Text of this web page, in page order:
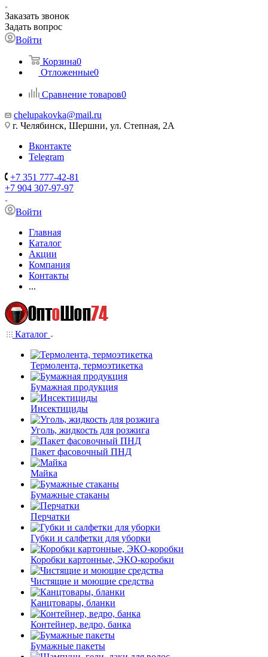
Заказать звонок
Задать вопрос
Войти
Корзина0
Отложенные0
Сравнение товаров0
chelupakovka@mail.ru
г. Челябинск, Шершни, ул. Степная, 2А
Вконтакте
Telegram
+7 351 777-42-81
+7 904 307-97-97
Войти
Главная
Каталог
Акции
Компания
Контакты
...
Каталог
Термолента, термоэтикетка
Бумажная продукция
Инсектициды
Уголь, жидкость для розжига
Пакет фасовочный ПНД
Майка
Бумажные стаканы
Перчатки
Губки и салфетки для уборки
Коробки картонные, ЭКО-коробки
Чистящие и моющие средства
Канцтовары, бланки
Контейнер, ведро, банка
Бумажные пакеты